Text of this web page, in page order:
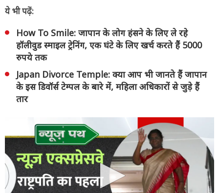
ये भी पढ़ें:
How To Smile: जापान के लोग हंसने के लिए ले रहे
हॉलीवुड स्माइल ट्रेनिंग, एक घंटे के लिए खर्च करते हैं 5000
रुपये तक
Japan Divorce Temple: क्या आप भी जानते हैं जापान
के इस डिवॉर्स टेम्पल के बारे में, महिला अधिकारों से जुड़े हैं
तार